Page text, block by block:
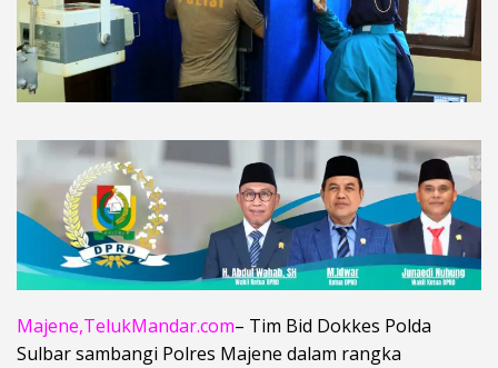
Majene,TelukMandar.com– Tim Bid Dokkes Polda
Sulbar sambangi Polres Majene dalam rangka